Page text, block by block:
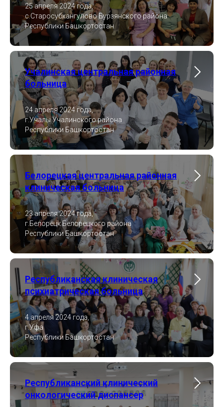
25 апреля 2024 года,
с.Старосубхангулово Бурзянского района
Республики Башкортостан
Учалинская центральная районная
больница
24 апреля 2024 года,
г.Учалы Учалинского района
Республики Башкортостан
Белорецкая центральная районная
клиническая больница
23 апреля 2024 года,
г.Белорецк Белорецкого района
Республики Башкортостан
Республиканская клиническая
психиатрическая больница
4 апреля 2024 года,
г.Уфа
Республики Башкортостан
Республиканский клинический
онкологический диспансер